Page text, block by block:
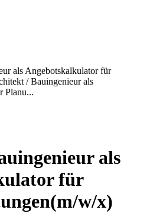
als Angebotskalkulator für
/ Bauingenieur als
Planu...
als
für
(m/w/x)